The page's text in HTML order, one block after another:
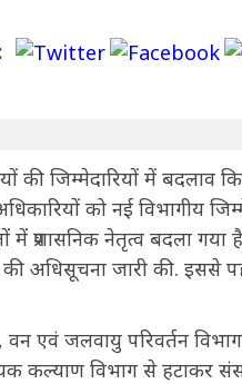
की जिम्मेदारियों में बदलाव
को नई विभागीय
प्रशासनिक नेतृत्व बदला गया
की अधिसूचना जारी की. इससे
एवं जलवायु परिवर्तन
कल्याण विभाग से हटाकर